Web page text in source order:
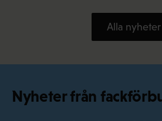
Alla nyheter
Nyheter från